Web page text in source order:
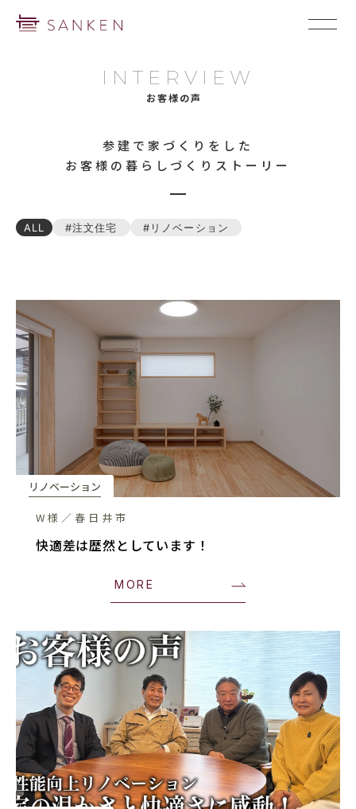
INTERVIEW
お客様の声
参建で家づくりをした
お客様の暮らしづくりストーリー
ALL 注文住宅 リノベーション
リノベーション
W様／春日井市
快適差は歴然としています！
MORE